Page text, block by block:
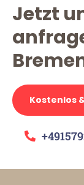
Jetzt
Kostenlos